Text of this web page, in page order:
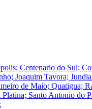
Centenario do Sul;
Joaquim Tavora;
de Maio; Quatigua;
Santo Antonio do